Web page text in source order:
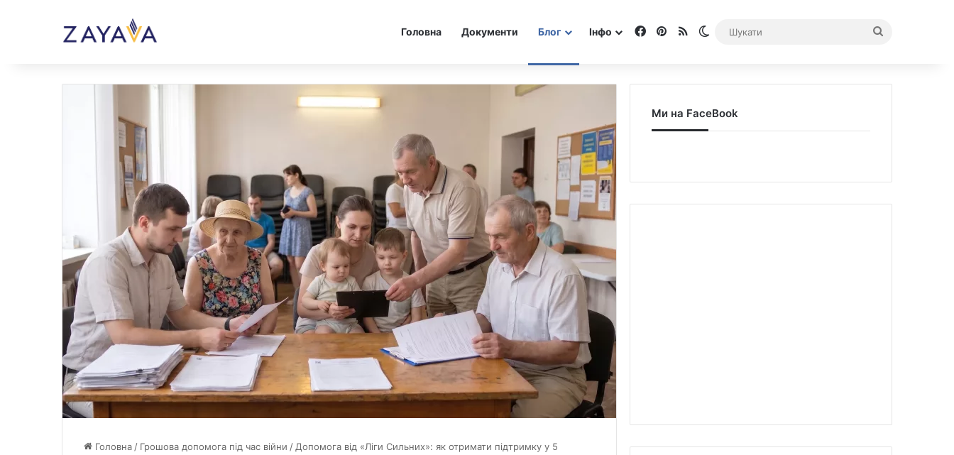
Головна Документи Блог Інфо Facebook
Pinterest
RSS Switch skin
Головна / Грошова допомога під час війни / Допомога від «Ліги Сильних»: як отримати підтримку у 5
Ми на FaceBook